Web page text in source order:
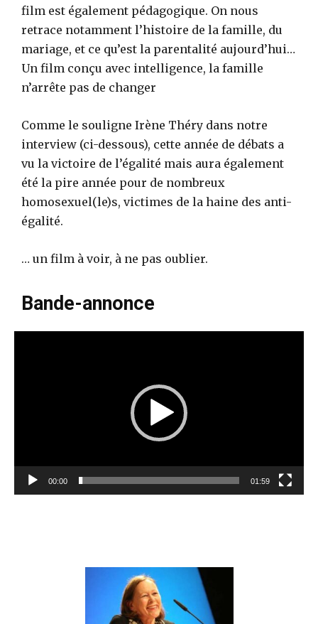
film est également pédagogique. On nous
retrace notamment l’histoire de la famille, du
mariage, et ce qu’est la parentalité aujourd’hui…
Un film conçu avec intelligence, la famille
n’arrête pas de changer
Comme le souligne Irène Théry dans notre
interview (ci-dessous), cette année de débats a
vu la victoire de l’égalité mais aura également
été la pire année pour de nombreux
homosexuel(le)s, victimes de la haine des anti-
égalité.
… un film à voir, à ne pas oublier.
Bande-annonce
i
00:00 01:59